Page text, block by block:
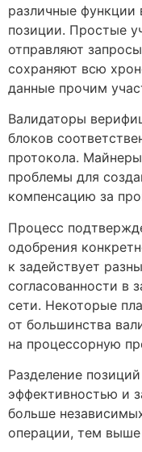
различные функции
позиции. Простые
отправляют
сохраняют всю
данные прочим
Валидаторы
блоков
протокола.
проблемы для
компенсацию за
Процесс
одобрения
к задействует
согласованности в
сети. Некоторые
от большинства
на процессорную
Разделение
эффективностью и
больше
операции, тем выше